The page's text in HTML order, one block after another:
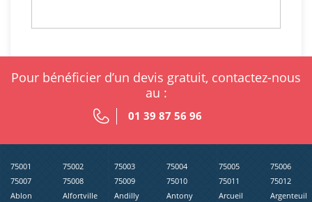
Pour bénéficier d’un devis gratuit, contactez-nous
au :
01 39 87 56 96
75001 75002 75003 75004 75005
75006
75007
75008 75009 75010 75011
75012
Ablon
Alfortville Andilly Antony Arcueil
Argenteuil